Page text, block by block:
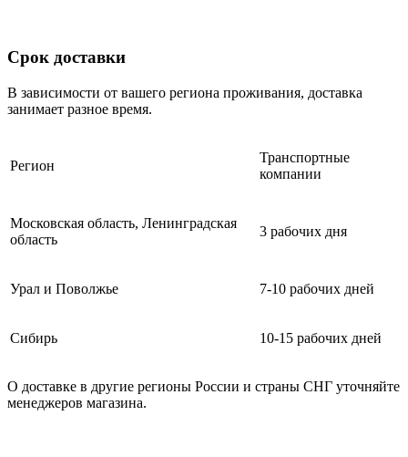
Срок доставки
В зависимости от вашего региона проживания, доставка
занимает разное время.
Регион
Транспортные
компании
Московская область, Ленинградская
область
3 рабочих дня
Урал и Поволжье 7-10 рабочих дней
Сибирь 10-15 рабочих дней
О доставке в другие регионы России и страны СНГ уточняйте
менеджеров магазина.